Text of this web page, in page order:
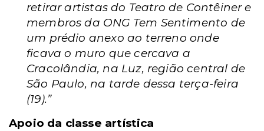
retirar artistas do Teatro de Contêiner e
membros da ONG Tem Sentimento de
um prédio anexo ao terreno onde
ficava o muro que cercava a
Cracolândia, na Luz, região central de
São Paulo, na tarde dessa terça-feira
(19).”
Apoio da classe artística